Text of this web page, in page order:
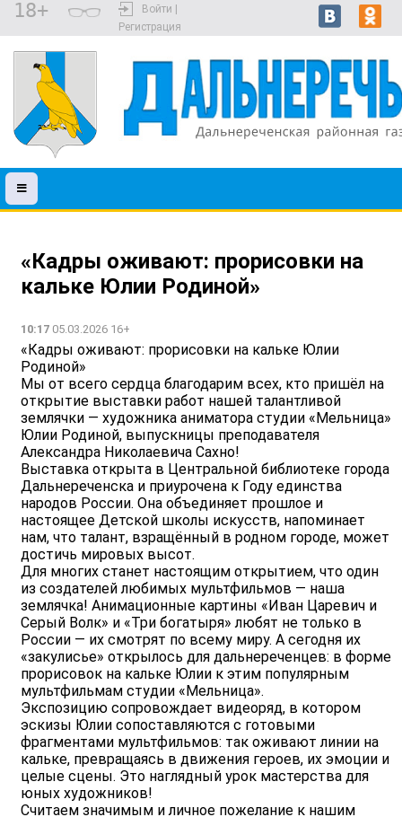
18+
Войти |
Регистрация
«Кадры оживают: прорисовки на
кальке Юлии Родиной»
10:17 05.03.2026 16+
«Кадры оживают: прорисовки на кальке Юлии
Родиной»
Мы от всего сердца благодарим всех, кто пришёл на
открытие выставки работ нашей талантливой
землячки — художника аниматора студии «Мельница»
Юлии Родиной, выпускницы преподавателя
Александра Николаевича Сахно!
Выставка открыта в Центральной библиотеке города
Дальнереченска и приурочена к Году единства
народов России. Она объединяет прошлое и
настоящее Детской школы искусств, напоминает
нам, что талант, взращённый в родном городе, может
достичь мировых высот.
Для многих станет настоящим открытием, что один
из создателей любимых мультфильмов — наша
землячка! Анимационные картины «Иван Царевич и
Серый Волк» и «Три богатыря» любят не только в
России — их смотрят по всему миру. А сегодня их
«закулисье» открылось для дальнереченцев: в форме
прорисовок на кальке Юлии к этим популярным
мультфильмам студии «Мельница».
Экспозицию сопровождает видеоряд, в котором
эскизы Юлии сопоставляются с готовыми
фрагментами мультфильмов: так оживают линии на
кальке, превращаясь в движения героев, их эмоции и
целые сцены. Это наглядный урок мастерства для
юных художников!
Считаем значимым и личное пожелание к нашим